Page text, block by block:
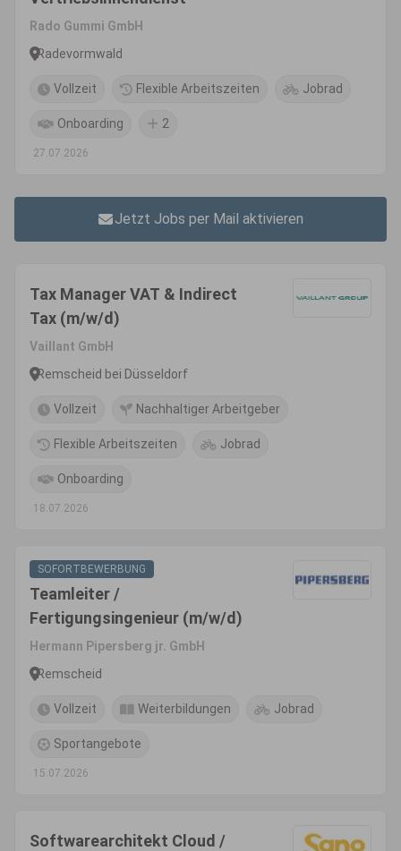
Rado Gummi GmbH
Radevormwald
Vollzeit Flexible Arbeitszeiten Jobrad
Onboarding 2
27.07.2026
Jetzt Jobs per Mail aktivieren
Tax Manager VAT & Indirect
Tax (m/w/d)
Vaillant GmbH
Remscheid bei Düsseldorf
Vollzeit Nachhaltiger Arbeitgeber
Flexible Arbeitszeiten Jobrad
Onboarding
18.07.2026
SOFORTBEWERBUNG
Teamleiter /
Fertigungsingenieur (m/w/d)
Hermann Pipersberg jr. GmbH
Remscheid
Vollzeit Weiterbildungen Jobrad
Sportangebote
15.07.2026
Softwarearchitekt Cloud /